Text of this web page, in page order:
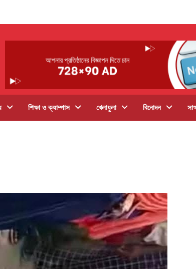
শিক্ষা ও ক্যাম্পাস খেলাধুলা বিনোদন